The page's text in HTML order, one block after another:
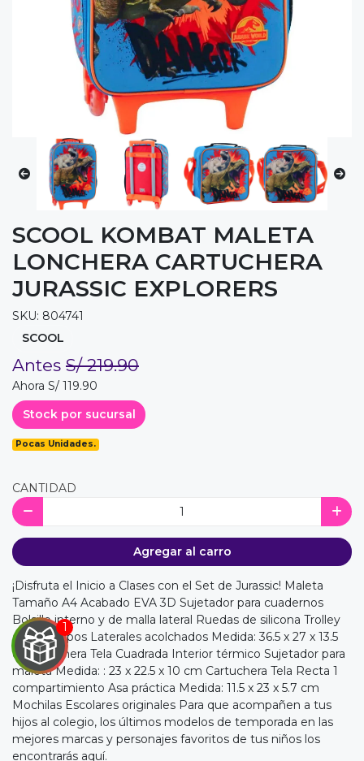
SCOOL KOMBAT MALETA
LONCHERA CARTUCHERA
JURASSIC EXPLORERS
SKU: 804741
SCOOL
Antes S/ 219.90
Ahora S/ 119.90
Stock por sucursal
Pocas Unidades.
CANTIDAD
Agregar al carro
¡Disfruta el Inicio a Clases con el Set de Jurassic! Maleta
Tamaño A4 Acabado EVA 3D Sujetador para cuadernos
Bolsillo interno y de malla lateral Ruedas de silicona Trolley
de 2 tiempos Laterales acolchados Medida: 36.5 x 27 x 13.5
cm Lonchera Tela Cuadrada Interior térmico Sujetador para
maleta Medida: : 23 x 22.5 x 10 cm Cartuchera Tela Recta 1
compartimiento Asa práctica Medida: 11.5 x 23 x 5.7 cm
Mochilas Escolares originales Para que acompañen a tus
hijos al colegio, los últimos modelos de temporada en las
mejores marcas y personajes favoritos de tus niños los
encontrarás aquí.